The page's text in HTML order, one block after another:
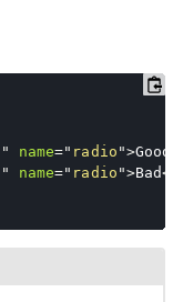
" name=" radio ">Good
" name=" radio ">Bad</